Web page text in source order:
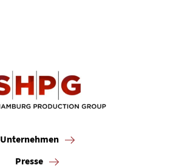
Unternehmen
Presse